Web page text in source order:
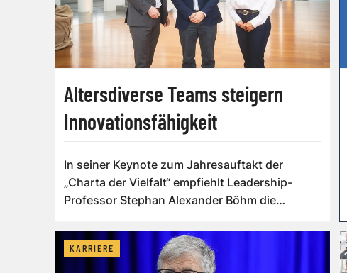
Altersdiverse Teams steigern
Innovationsfähigkeit
In seiner Keynote zum Jahresauftakt der
„Charta der Vielfalt“ empfiehlt Leadership-
Professor Stephan Alexander Böhm die
KARRIERE